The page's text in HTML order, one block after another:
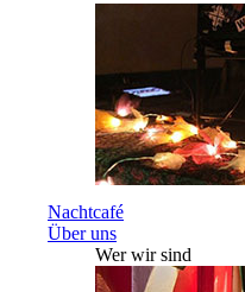
Nachtcafé
Über uns
Wer wir sind